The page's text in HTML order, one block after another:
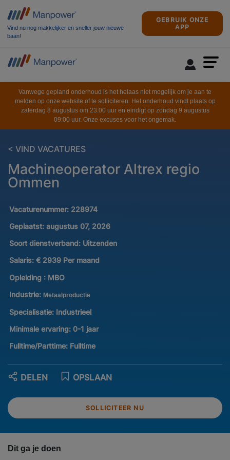
Vind nu nog makkelijker en sneller jouw nieuwe
baan!
GEBRUIK ONZE
APP
Vanwege gepland onderhoud is het helaas niet mogelijk om je aan te
melden op onze website of te solliciteren. Het onderhoud vindt plaats op
zaterdag 8 augustus om 23:00 uur en eindigt op zondag 9 augustus
09:00 uur. Onze excuses voor het ongemak.
< VIND VACATURES
Machineoperator Altrex regio
Ommen
Vacaturenummer: 228974
Geplaatst: augustus 07, 2026
Soort dienstverband: Uitzenden
Salaris: € 2939 Per maand
Opleiding : MBO
Industrie: Metaalproductie
Specialisatie: Industrieel
Minimale ervaring: 0-1 jaar
Fulltime/Parttime: Fulltime
SOLLICITEER NU
OPSLAAN
DELEN
Dit ga je doen